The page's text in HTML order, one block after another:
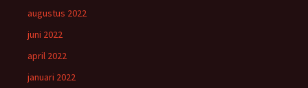
augustus 2022
juni 2022
april 2022
januari 2022